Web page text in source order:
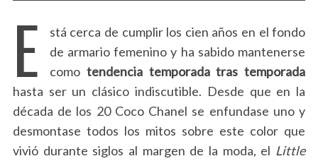
E
stá cerca de cumplir los cien años en el fondo
de armario femenino y ha sabido mantenerse
como tendencia temporada tras temporada
hasta ser un clásico indiscutible. Desde que en la
década de los 20 Coco Chanel se enfundase uno y
desmontase todos los mitos sobre este color que
vivió durante siglos al margen de la moda, el Little